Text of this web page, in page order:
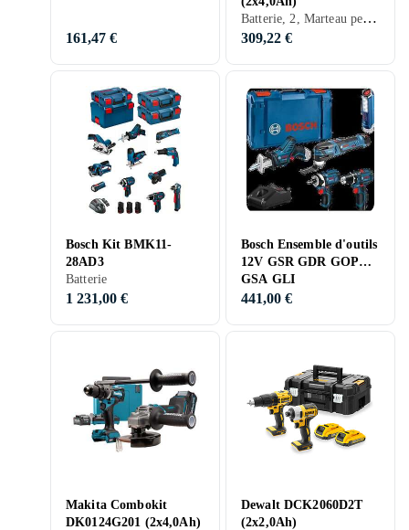
161,47 €
Batterie, 2, Marteau perforateur rotatif, Lampe, Perceuse & Tournevis, Perçeuse à bois, Visseuse, Multiverktyg
309,22 €
Bosch Kit BMK11-
28AD3
Batterie
1 231,00 €
Bosch Ensemble d'outils
12V GSR GDR GOP
GSA GLI
441,00 €
Makita Combokit
DK0124G201 (2x4,0Ah)
Dewalt DCK2060D2T
(2x2,0Ah)